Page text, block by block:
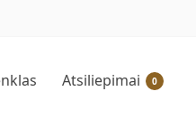
Atsiliepimai 0